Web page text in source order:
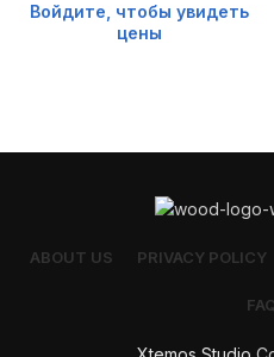
Войдите, чтобы увидеть
цены
ABOUT US PRIVACY POLICY